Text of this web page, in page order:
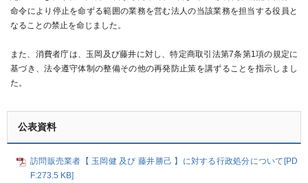
命令により停止を命ずる範囲の業務を営む法人の当該業務を担当する役員と
なることの禁止を命じました。
また、消費者庁は、玉岡及び藤井に対し、特定商取引法第7条第1項の規定に
基づき、法令遵守体制の整備その他の再発防止策を講ずることを指示しまし
た。
公表資料
訪問販売業者【 玉岡健 及び 藤井勝己 】に対する行政処分について[PD
F:273.5 KB]